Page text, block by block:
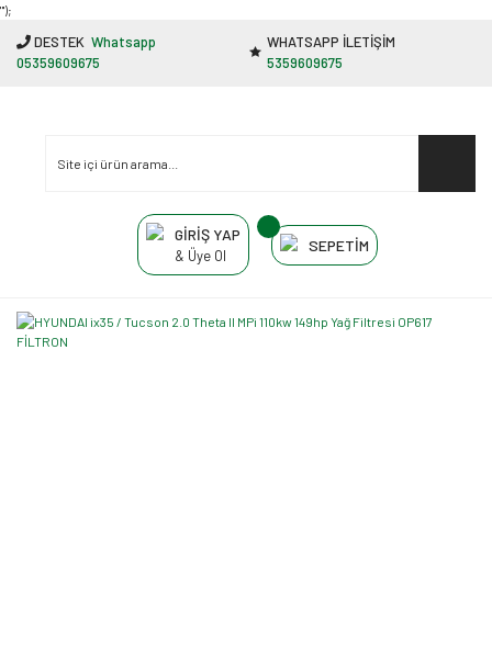
"');
DESTEK Whatsapp
05359609675
WHATSAPP İLETİŞİM
5359609675
GİRİŞ YAP
& Üye Ol
SEPETİM